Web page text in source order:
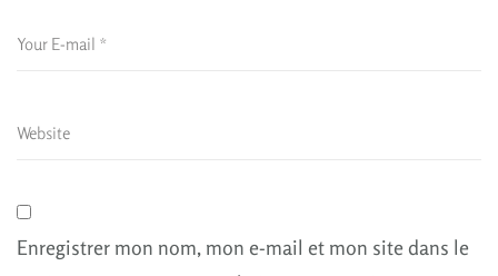
Enregistrer mon nom, mon e-mail et mon site dans le